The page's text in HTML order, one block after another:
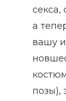
секса,
а
вашу
позы),